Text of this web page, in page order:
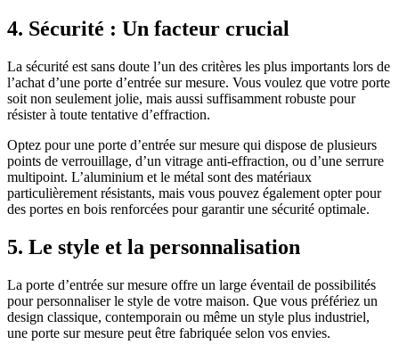
4. Sécurité : Un facteur crucial
La sécurité est sans doute l’un des critères les plus importants lors de
l’achat d’une porte d’entrée sur mesure. Vous voulez que votre porte
soit non seulement jolie, mais aussi suffisamment robuste pour
résister à toute tentative d’effraction.
Optez pour une porte d’entrée sur mesure qui dispose de plusieurs
points de verrouillage, d’un vitrage anti-effraction, ou d’une serrure
multipoint. L’aluminium et le métal sont des matériaux
particulièrement résistants, mais vous pouvez également opter pour
des portes en bois renforcées pour garantir une sécurité optimale.
5. Le style et la personnalisation
La porte d’entrée sur mesure offre un large éventail de possibilités
pour personnaliser le style de votre maison. Que vous préfériez un
design classique, contemporain ou même un style plus industriel,
une porte sur mesure peut être fabriquée selon vos envies.